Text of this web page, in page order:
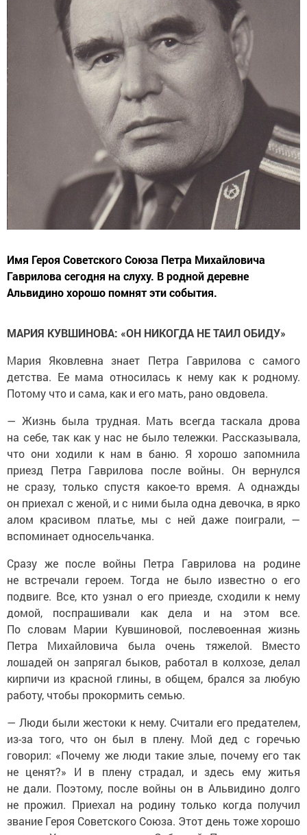
Имя Героя Советского Союза Петра Михайловича
Гаврилова сегодня на слуху. В родной деревне
Альвидино хорошо помнят эти события.
МАРИЯ КУВШИНОВА: «ОН НИКОГДА НЕ ТАИЛ ОБИДУ»
Мария Яковлевна знает Петра Гаврилова с самого
детства. Ее мама относилась к нему как к родному.
Потому что и сама, как и его мать, рано овдовела.
— Жизнь была трудная. Мать всегда таскала дрова
на себе, так как у нас не было тележки. Рассказывала,
что они ходили к нам в баню. Я хорошо запомнила
приезд Петра Гаврилова после войны. Он вернулся
не сразу, только спустя какое-то время. А однажды
он приехал с женой, и с ними была одна девочка, в ярко
алом красивом платье, мы с ней даже поиграли, —
вспоминает односельчанка.
Сразу же после войны Петра Гаврилова на родине
не встречали героем. Тогда не было известно о его
подвиге. Все, кто узнал о его приезде, сходили к нему
домой, поспрашивали как дела и на этом все.
По словам Марии Кувшиновой, послевоенная жизнь
Петра Михайловича была очень тяжелой. Вместо
лошадей он запрягал быков, работал в колхозе, делал
кирпичи из красной глины, в общем, брался за любую
работу, чтобы прокормить семью.
— Люди были жестоки к нему. Считали его предателем,
из-за того, что он был в плену. Мой дед с горечью
говорил: «Почему же люди такие злые, почему его так
не ценят?» И в плену страдал, и здесь ему житья
не дали. Поэтому, после войны он в Альвидино долго
не прожил. Приехал на родину только когда получил
звание Героя Советского Союза. Этот день тоже хорошо